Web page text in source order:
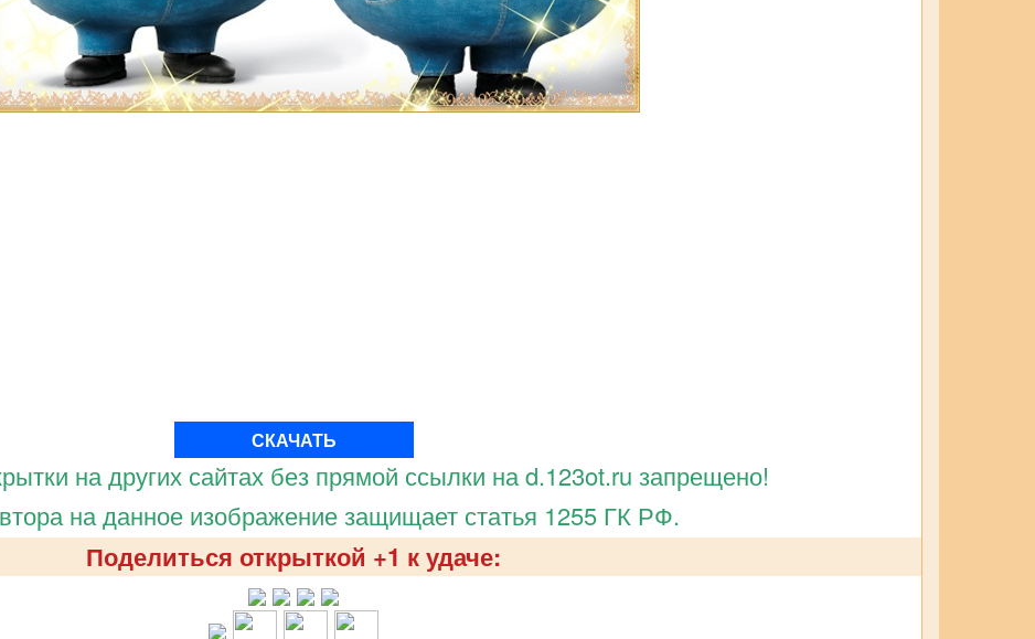
СКАЧАТЬ
на других сайтах без прямой ссылки на d.123ot.ru запрещено!
на данное изображение защищает статья 1255 ГК РФ.
Поделиться открыткой +1 к удаче: